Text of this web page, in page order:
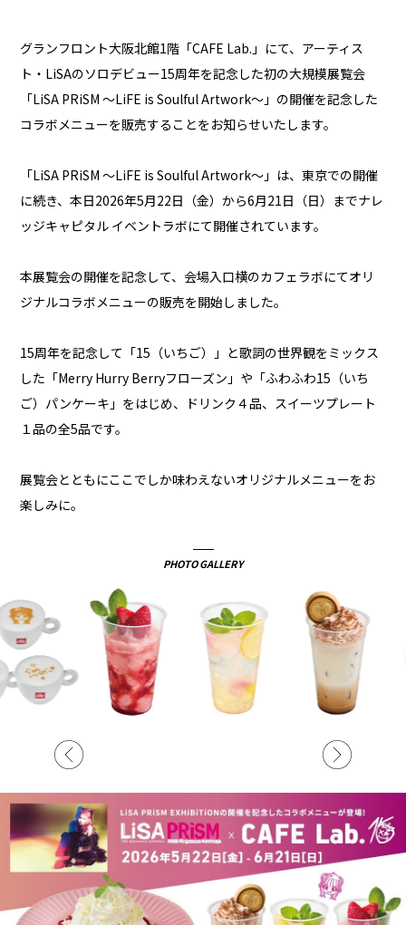
グランフロント大阪北館1階「CAFE Lab.」にて、アーティス
ト・LiSAのソロデビュー15周年を記念した初の大規模展覧会
「LiSA PRiSM ～LiFE is Soulful Artwork～」の開催を記念した
コラボメニューを販売することをお知らせいたします。
「LiSA PRiSM ～LiFE is Soulful Artwork～」は、東京での開催
に続き、本日2026年5月22日（金）から6月21日（日）までナレ
ッジキャピタル イベントラボにて開催されています。
本展覧会の開催を記念して、会場入口横のカフェラボにてオリ
ジナルコラボメニューの販売を開始しました。
15周年を記念して「15（いちご）」と歌詞の世界観をミックス
した「Merry Hurry Berryフローズン」や「ふわふわ15（いち
ご）パンケーキ」をはじめ、ドリンク４品、スイーツプレート
１品の全5品です。
展覧会とともにここでしか味わえないオリジナルメニューをお
楽しみに。
PHOTO GALLERY